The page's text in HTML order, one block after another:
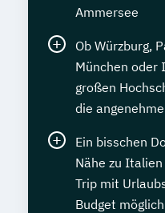
Ammersee
Ob Würzburg,
München oder
großen
die
Ein bisschen
Nähe zu
Trip mit
Budget möglich